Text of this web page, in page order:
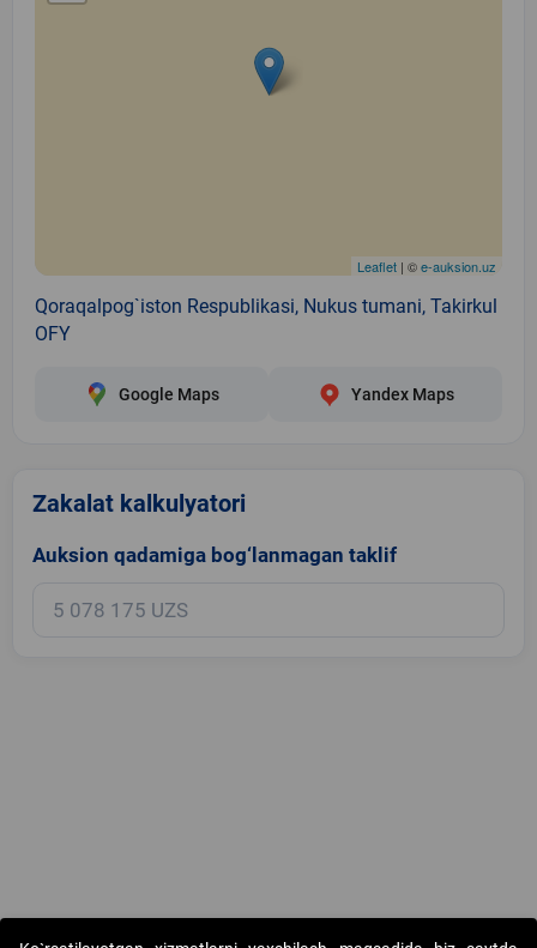
Leaflet | ©e-auksion.uz
Qoraqalpog`iston Respublikasi, Nukus tumani, Takirkul
OFY
Google Maps Yandex Maps
Zakalat kalkulyatori
Auksion qadamiga bog‘lanmagan taklif